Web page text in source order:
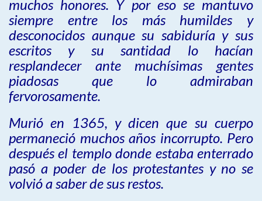
muchos honores. Y por eso se mantuvo
siempre entre los más humildes y
desconocidos aunque su sabiduría y sus
escritos y su santidad lo hacían
resplandecer ante muchísimas gentes
piadosas que lo admiraban
fervorosamente.
Murió en 1365, y dicen que su cuerpo
permaneció muchos años incorrupto. Pero
después el templo donde estaba enterrado
pasó a poder de los protestantes y no se
volvió a saber de sus restos.